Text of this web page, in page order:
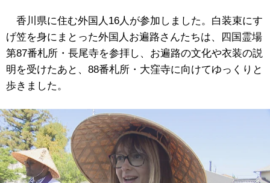
香川県に住む外国人 16 人が参加しました。白装束にす
げ笠を身にまとった外国人お遍路さんたちは、四国霊場
第87番札所・長尾寺を参拝し、お遍路の文化や衣装の説
明を受けたあと、 88番札所・大窪寺に向けてゆっくりと
歩きました。